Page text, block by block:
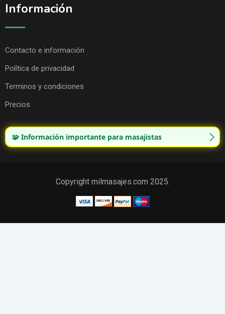
Información
Contacto e información
Política de privacidad
Terminos y condiciones
Precios
🧩 Información importante para masajistas
Copyright milmasajes.com 2025.